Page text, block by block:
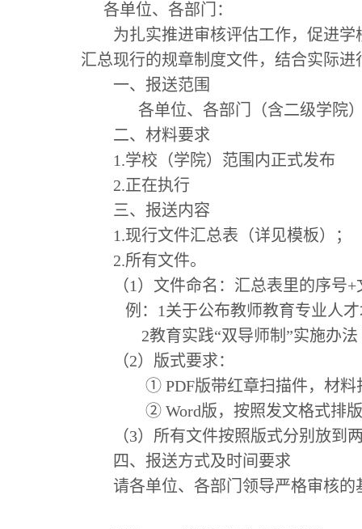
各单位、各部门：
为扎实推进审核评估工作，促进
汇总现行的规章制度文件，结合实际
一、报送范围
各单位、各部门（含二级学院
二、材料要求
1.学校（学院）范围内正式发布
2.正在执行
三、报送内容
1.现行文件汇总表（详见模板）；
2.所有文件。
（1）文件命名：汇总表里的序号
例：1关于公布教师教育专业人
2教育实践“双导师制”实施办法
（2）版式要求：
① PDF版带红章扫描件，材料
② Word版，按照发文格式排版
（3）所有文件按照版式分别放到
四、报送方式及时间要求
请各单位、各部门领导严格审核